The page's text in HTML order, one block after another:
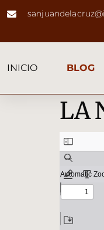
INICIO BLOG
LA